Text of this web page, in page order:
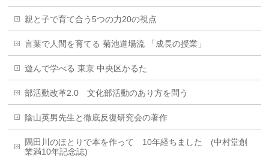
親と子で育て合う5つの力20の視点
言葉で人間を育てる 菊池道場流 「成長の授業」
遊んで学べる 東京 中央区かるた
部活動改革2.0 文化部活動のあり方を問う
陰山英男先生と徹底反復研究会の著作
隅田川のほとりで本を作って 10年経ちました (中村堂創
業満10年記念誌)